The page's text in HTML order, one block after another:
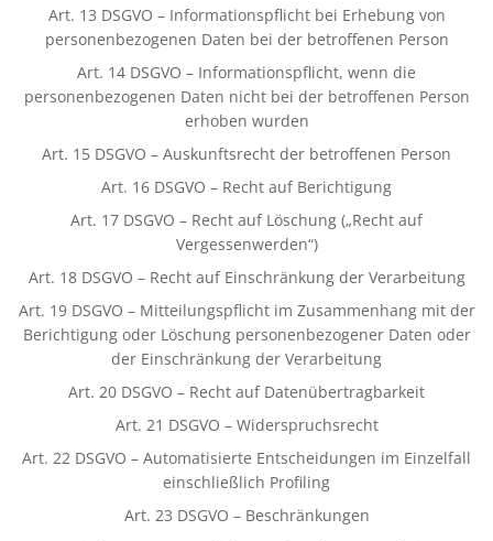
Art. 13 DSGVO – Informationspflicht bei Erhebung von
personenbezogenen Daten bei der betroffenen Person
Art. 14 DSGVO – Informationspflicht, wenn die
personenbezogenen Daten nicht bei der betroffenen Person
erhoben wurden
Art. 15 DSGVO – Auskunftsrecht der betroffenen Person
Art. 16 DSGVO – Recht auf Berichtigung
Art. 17 DSGVO – Recht auf Löschung („Recht auf
Vergessenwerden“)
Art. 18 DSGVO – Recht auf Einschränkung der Verarbeitung
Art. 19 DSGVO – Mitteilungspflicht im Zusammenhang mit der
Berichtigung oder Löschung personenbezogener Daten oder
der Einschränkung der Verarbeitung
Art. 20 DSGVO – Recht auf Datenübertragbarkeit
Art. 21 DSGVO – Widerspruchsrecht
Art. 22 DSGVO – Automatisierte Entscheidungen im Einzelfall
einschließlich Profiling
Art. 23 DSGVO – Beschränkungen